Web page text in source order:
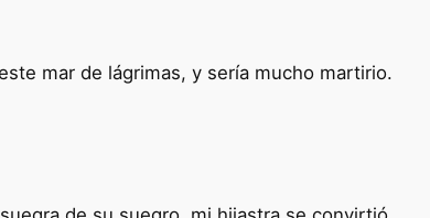
mar de lágrimas, y sería mucho martirio.